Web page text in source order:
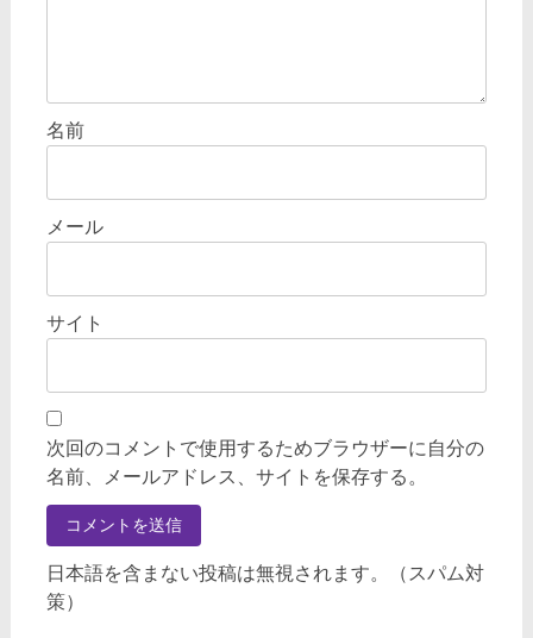
名前
メール
サイト
次回のコメントで使用するためブラウザーに自分の
名前、メールアドレス、サイトを保存する。
日本語を含まない投稿は無視されます。（スパム対
策）